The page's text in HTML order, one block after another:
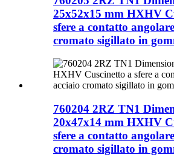
25x52x15 mm HXHV
sfere a contatto
cromato sigillato in
760204 2RZ TN1
20x47x14 mm HXHV
sfere a contatto
cromato sigillato in